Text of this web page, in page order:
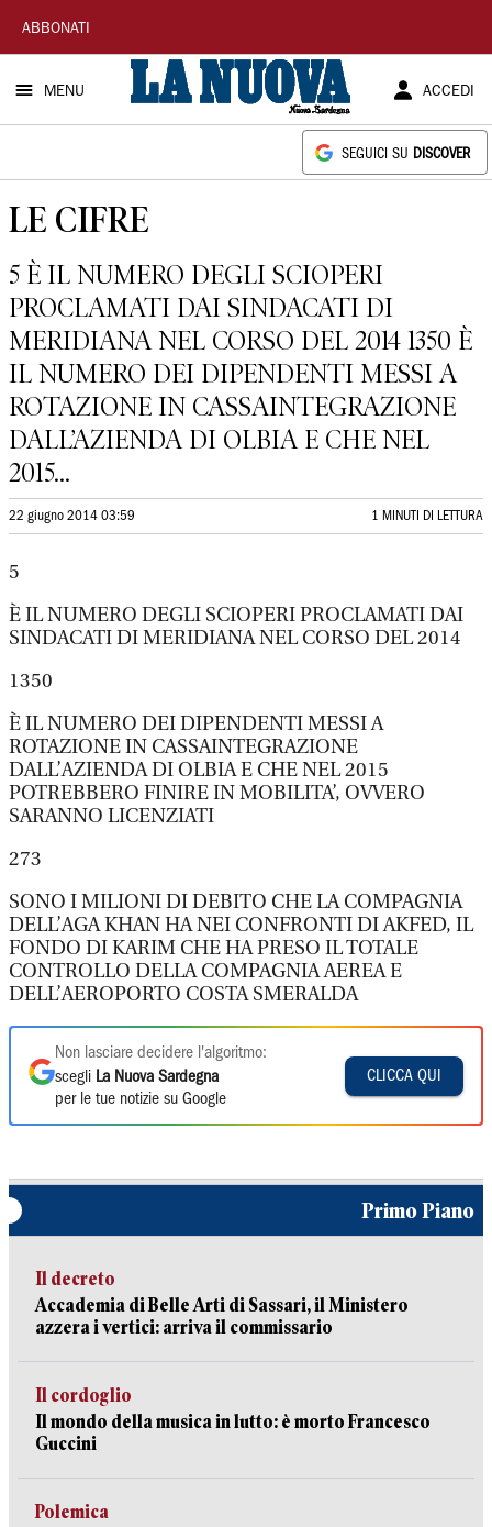
La
Nuova
Sardegna
ABBONATI
MENU ACCEDI
SEGUICI SU DISCOVER
LE CIFRE
5 È IL NUMERO DEGLI SCIOPERI
PROCLAMATI DAI SINDACATI DI
MERIDIANA NEL CORSO DEL 2014 1350 È
IL NUMERO DEI DIPENDENTI MESSI A
ROTAZIONE IN CASSAINTEGRAZIONE
DALL’AZIENDA DI OLBIA E CHE NEL
2015...
22 giugno 2014 03:59 1 MINUTI DI LETTURA
5
È IL NUMERO DEGLI SCIOPERI PROCLAMATI DAI
SINDACATI DI MERIDIANA NEL CORSO DEL 2014
1350
È IL NUMERO DEI DIPENDENTI MESSI A
ROTAZIONE IN CASSAINTEGRAZIONE
DALL’AZIENDA DI OLBIA E CHE NEL 2015
POTREBBERO FINIRE IN MOBILITA’, OVVERO
SARANNO LICENZIATI
273
SONO I MILIONI DI DEBITO CHE LA COMPAGNIA
DELL’AGA KHAN HA NEI CONFRONTI DI AKFED, IL
FONDO DI KARIM CHE HA PRESO IL TOTALE
CONTROLLO DELLA COMPAGNIA AEREA E
DELL’AEROPORTO COSTA SMERALDA
Non lasciare decidere l'algoritmo:
scegli La Nuova Sardegna
per le tue notizie su Google
CLICCA QUI
Primo Piano
Il decreto
Accademia di Belle Arti di Sassari, il Ministero
azzera i vertici: arriva il commissario
Il cordoglio
Il mondo della musica in lutto: è morto Francesco
Guccini
Polemica